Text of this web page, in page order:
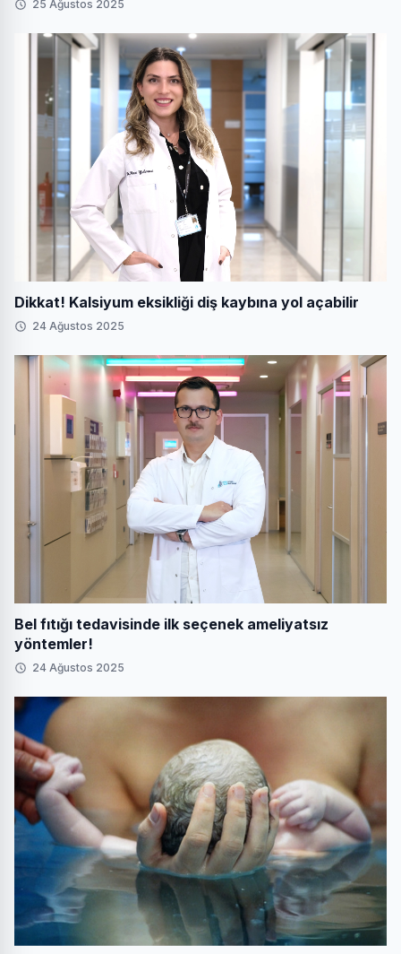
25 Ağustos 2025
Dikkat! Kalsiyum eksikliği diş kaybına yol açabilir
24 Ağustos 2025
Bel fıtığı tedavisinde ilk seçenek ameliyatsız
yöntemler!
24 Ağustos 2025